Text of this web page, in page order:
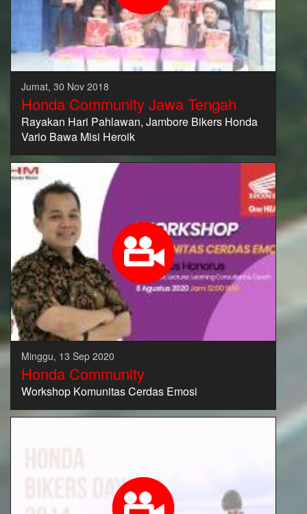
Jumat, 30 Nov 2018
Honda Community Jawa Tengah
Rayakan Hari Pahlawan, Jambore Bikers Honda
Vario Bawa Misi Heroik
Minggu, 13 Sep 2020
Honda Community
Workshop Komunitas Cerdas Emosi